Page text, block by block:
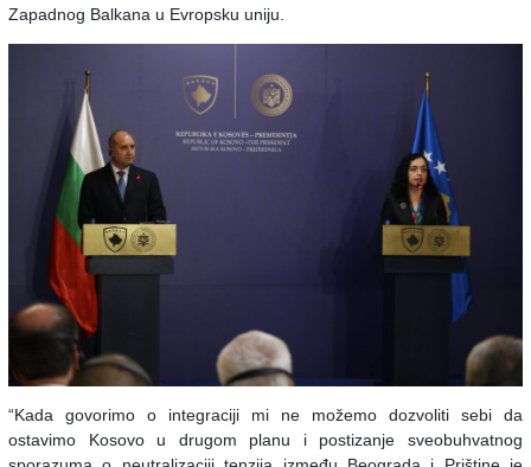
Zapadnog Balkana u Evropsku uniju.
“Kada govorimo o integraciji mi ne možemo dozvoliti sebi da
ostavimo Kosovo u drugom planu i postizanje sveobuhvatnog